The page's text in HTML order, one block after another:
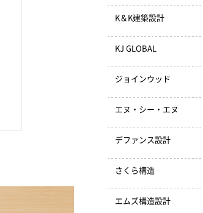
K＆K建築設計
KJ GLOBAL
ジョインウッド
エヌ・シー・エヌ
デファンス設計
さくら構造
エムズ構造設計